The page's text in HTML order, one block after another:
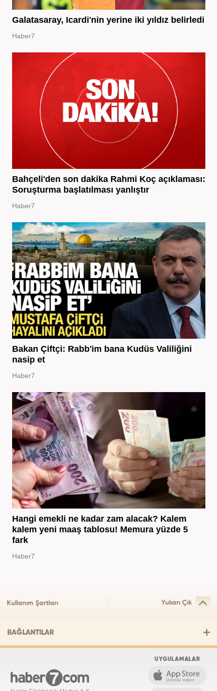
Galatasaray, Icardi'nin yerine iki yıldız belirledi
Haber7
Bahçeli'den son dakika Rahmi Koç açıklaması:
Soruşturma başlatılması yanlıştır
Haber7
Bakan Çiftçi: Rabb'im bana Kudüs Valiliğini
nasip et
Haber7
Hangi emekli ne kadar zam alacak? Kalem
kalem yeni maaş tablosu! Memura yüzde 5
fark
Haber7
Kullanım Şartları Yukarı Çık
BAĞLANTILAR
UYGULAMALAR